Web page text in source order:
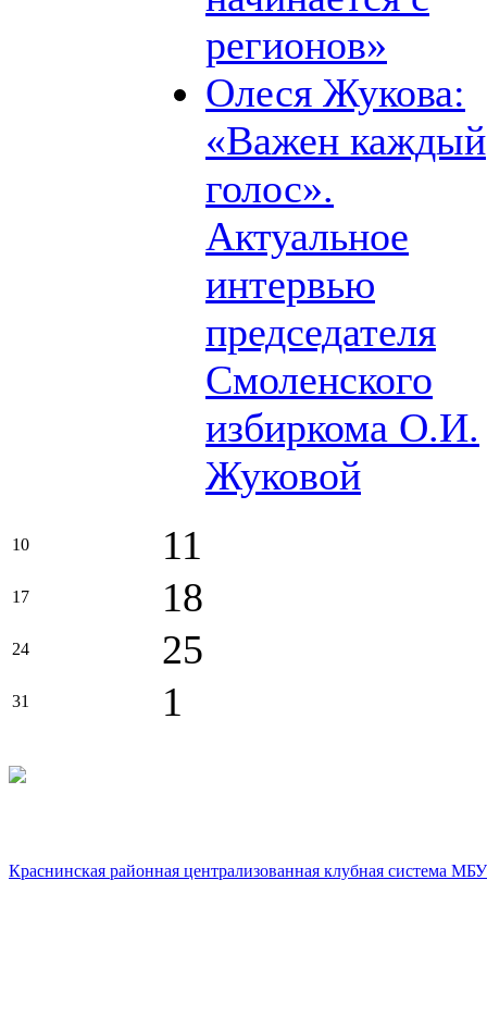
регионов»
Олеся Жукова:
«Важен каждый
голос».
Актуальное
интервью
председателя
Смоленского
избиркома О.И.
Жуковой
10 11
17 18
24 25
31 1
Краснинская районная централизованная клубная система